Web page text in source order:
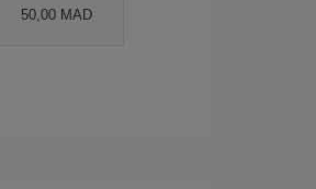
50,00 MAD